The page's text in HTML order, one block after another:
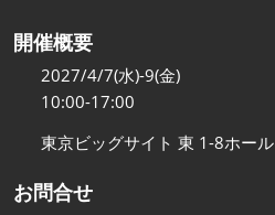
開催概要
2027/4/7(水)-9(金)
10:00-17:00
東京ビッグサイト 東 1-8ホール
お問合せ